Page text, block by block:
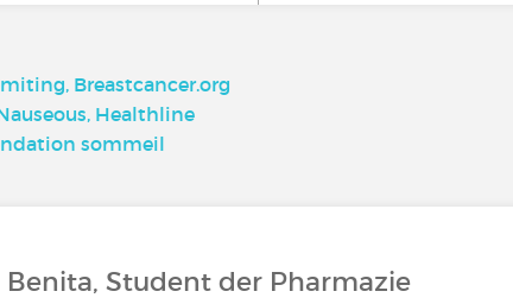
Breastcancer.org
Healthline
sommeil
Benita, Student der Pharmazie